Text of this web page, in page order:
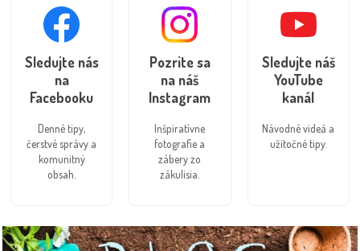
Sledujte nás
na
Facebooku
Denné tipy,
čerstvé správy a
komunitný
obsah.
Pozrite sa
na náš
Instagram
Inšpiratívne
fotografie a
zábery zo
zákulisia.
Sledujte náš
YouTube
kanál
Návodné videá a
užitočné tipy.